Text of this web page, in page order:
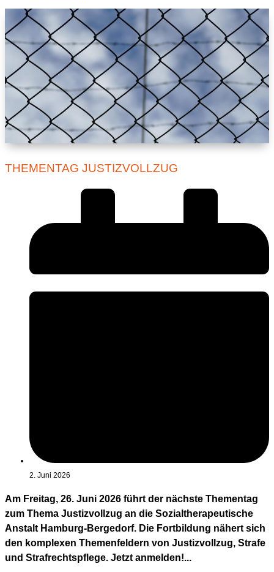
THEMENTAG JUSTIZVOLLZUG
2. Juni 2026
Am Freitag, 26. Juni 2026 führt der nächste Thementag
zum Thema Justizvollzug an die Sozialtherapeutische
Anstalt Hamburg-Bergedorf. Die Fortbildung nähert sich
den komplexen Themenfeldern von Justizvollzug, Strafe
und Strafrechtspflege. Jetzt anmelden!...